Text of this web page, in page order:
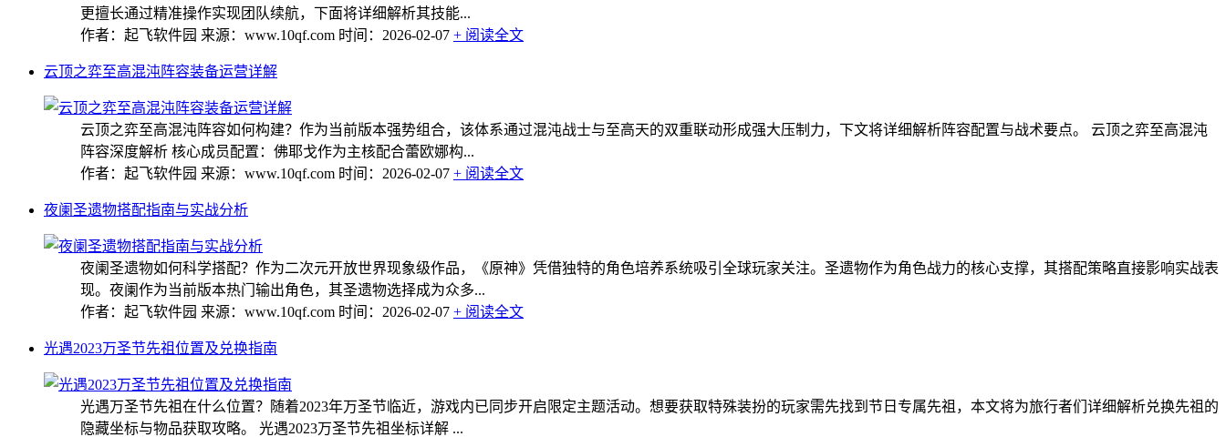
更擅长通过精准操作实现团队续航，下面将详细解析其技能...
作者：起飞软件园 来源：www.10qf.com 时间：2026-02-07 + 阅读全文
云顶之弈至高混沌阵容装备运营详解
云顶之弈至高混沌阵容如何构建？作为当前版本强势组合，该体系通过混沌战士与至高天的双重联动形成强大压制力，下文将详细解析阵容配置与战术要点。 云顶之弈至高混沌
阵容深度解析 核心成员配置：佛耶戈作为主核配合蕾欧娜构...
作者：起飞软件园 来源：www.10qf.com 时间：2026-02-07 + 阅读全文
夜阑圣遗物搭配指南与实战分析
夜阑圣遗物如何科学搭配？作为二次元开放世界现象级作品，《原神》凭借独特的角色培养系统吸引全球玩家关注。圣遗物作为角色战力的核心支撑，其搭配策略直接影响实战表
现。夜阑作为当前版本热门输出角色，其圣遗物选择成为众多...
作者：起飞软件园 来源：www.10qf.com 时间：2026-02-07 + 阅读全文
光遇2023万圣节先祖位置及兑换指南
光遇万圣节先祖在什么位置？随着2023年万圣节临近，游戏内已同步开启限定主题活动。想要获取特殊装扮的玩家需先找到节日专属先祖，本文将为旅行者们详细解析兑换先祖的
隐藏坐标与物品获取攻略。 光遇2023万圣节先祖坐标详解 ...